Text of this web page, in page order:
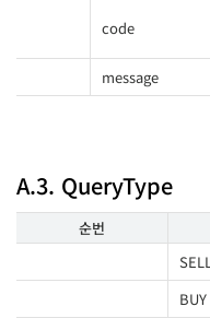
code
message
A.3. QueryType
순번
BUY